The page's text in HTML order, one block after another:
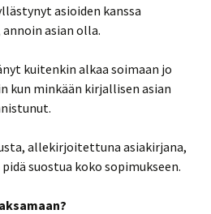
asioiden kanssa
asian olla.
kuitenkin alkaa soimaan jo
kun minkään kirjallisen asian
allekirjoitettuna asiakirjana,
suostua koko sopimukseen.